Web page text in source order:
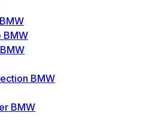
BMW
BMW
BMW